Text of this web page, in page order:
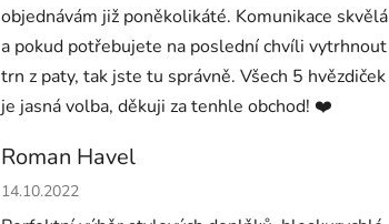
objednávám již poněkolikáté. Komunikace skvělá
a pokud potřebujete na poslední chvíli vytrhnout
trn z paty, tak jste tu správně. Všech 5 hvězdiček
je jasná volba, děkuji za tenhle obchod! ❤️
Roman Havel
Hodnocení obchodu je 5 z 5 hvězdiček.
14.10.2022